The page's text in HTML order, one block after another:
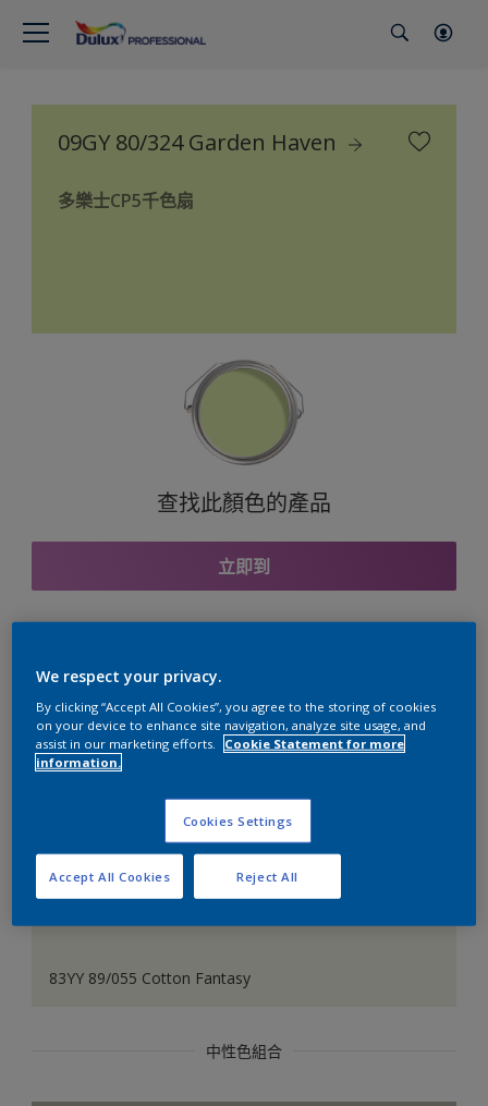
09GY 80/324 Garden Haven
多樂士CP5千色扇
查找此顏色的產品
立即到
與之協調的色彩組合
83YY 89/055 Cotton Fantasy
中性色組合
We respect your privacy.
By clicking “Accept All Cookies”, you agree to the storing of cookies
on your device to enhance site navigation, analyze site usage, and
assist in our marketing efforts.
Cookie Statement for more
information.
Cookies Settings
Reject All
Accept All Cookies